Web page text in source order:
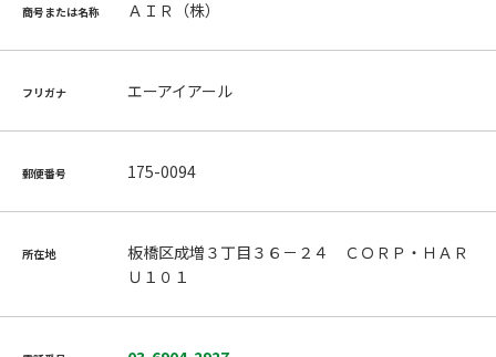
商号または名称 ＡＩＲ（株）
フリガナ エーアイアール
郵便番号 175-0094
所在地
板橋区成増３丁目３６－２４ ＣＯＲＰ・ＨＡＲ
Ｕ１０１